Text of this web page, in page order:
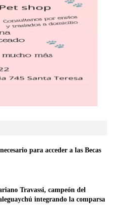
para acceder a las Becas
Travassi, campeón del
integrando la comparsa